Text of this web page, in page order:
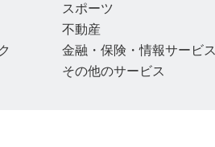
スポーツ
不動産
金融・保険・情報サービス
その他のサービス